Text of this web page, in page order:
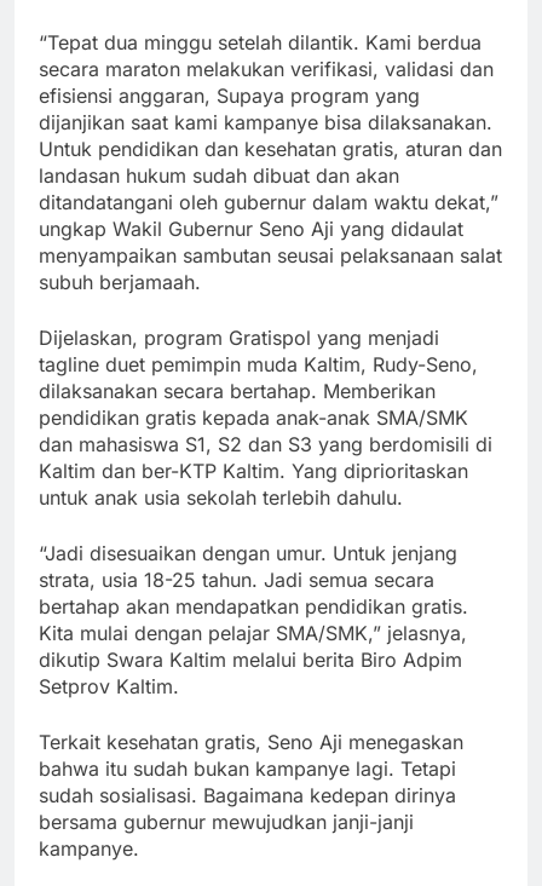
“Tepat dua minggu setelah dilantik. Kami berdua
secara maraton melakukan verifikasi, validasi dan
efisiensi anggaran, Supaya program yang
dijanjikan saat kami kampanye bisa dilaksanakan.
Untuk pendidikan dan kesehatan gratis, aturan dan
landasan hukum sudah dibuat dan akan
ditandatangani oleh gubernur dalam waktu dekat,”
ungkap Wakil Gubernur Seno Aji yang didaulat
menyampaikan sambutan seusai pelaksanaan salat
subuh berjamaah.
Dijelaskan, program Gratispol yang menjadi
tagline duet pemimpin muda Kaltim, Rudy-Seno,
dilaksanakan secara bertahap. Memberikan
pendidikan gratis kepada anak-anak SMA/SMK
dan mahasiswa S1, S2 dan S3 yang berdomisili di
Kaltim dan ber-KTP Kaltim. Yang diprioritaskan
untuk anak usia sekolah terlebih dahulu.
“Jadi disesuaikan dengan umur. Untuk jenjang
strata, usia 18-25 tahun. Jadi semua secara
bertahap akan mendapatkan pendidikan gratis.
Kita mulai dengan pelajar SMA/SMK,” jelasnya,
dikutip Swara Kaltim melalui berita Biro Adpim
Setprov Kaltim.
Terkait kesehatan gratis, Seno Aji menegaskan
bahwa itu sudah bukan kampanye lagi. Tetapi
sudah sosialisasi. Bagaimana kedepan dirinya
bersama gubernur mewujudkan janji-janji
kampanye.